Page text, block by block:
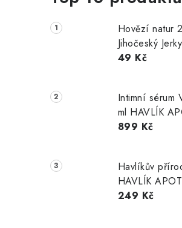
Hovězí natur
Jihočeský Jerky
49 Kč
Intimní sérum
ml HAVLÍK
899 Kč
Havlíkův
HAVLÍK
249 Kč